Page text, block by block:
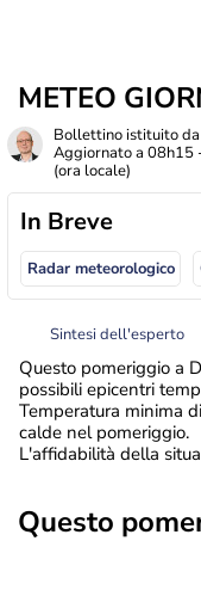
METEO
Bollettino istituito da
Aggiornato a 08h15
(ora locale)
In Breve
Radar meteorologico
Sintesi dell'esperto
Questo pomeriggio a
possibili epicentri
Temperatura minima
calde nel pomeriggio.
L'affidabilità della
Questo